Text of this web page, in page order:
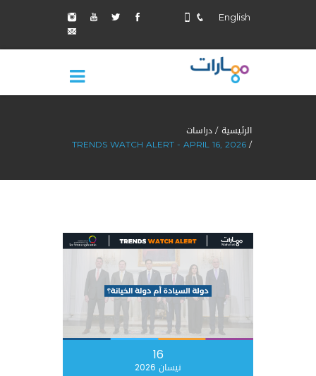
English
الرئيسية دراسات
TRENDS WATCH ALERT - APRIL 16, 2026
16
نيسان 2026